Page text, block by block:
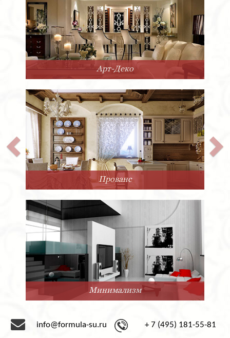
Арт-Деко
Прованс
Минимализм
info@formula-su.ru + 7 (495) 181-55-81